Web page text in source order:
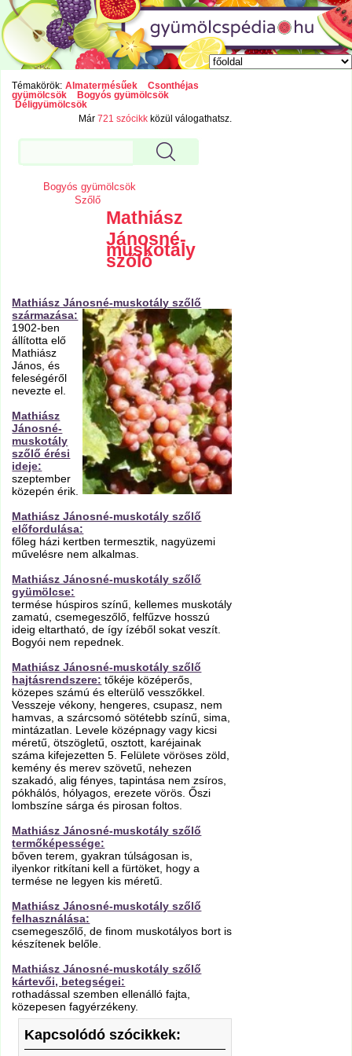
Témakörök: Almatermésűek
Csonthéjas
gyümölcsök
Bogyós gyümölcsök
Déligyümölcsök
Már721 szócikk közül válogathatsz.
Bogyós gyümölcsök
Szőlő
Mathiász
Jánosné-
muskotály
szőlő
Mathiász Jánosné-muskotály szőlő
származása:
1902-ben
állította elő
Mathiász
János, és
feleségéről
nevezte el.
Mathiász
Jánosné-
muskotály
szőlő érési
ideje:
szeptember
közepén érik.
Mathiász Jánosné-muskotály szőlő
előfordulása:
főleg házi kertben termesztik, nagyüzemi
művelésre nem alkalmas.
Mathiász Jánosné-muskotály szőlő
gyümölcse:
termése húspiros színű, kellemes muskotály
zamatú, csemegeszőlő, felfűzve hosszú
ideig eltartható, de így ízéből sokat veszít.
Bogyói nem repednek.
Mathiász Jánosné-muskotály szőlő
hajtásrendszere: tőkéje középerős,
közepes számú és elterülő vesszőkkel.
Vesszeje vékony, hengeres, csupasz, nem
hamvas, a szárcsomó sötétebb színű, sima,
mintázatlan. Levele középnagy vagy kicsi
méretű, ötszögletű, osztott, karéjainak
száma kifejezetten 5. Felülete vöröses zöld,
kemény és merev szövetű, nehezen
szakadó, alig fényes, tapintása nem zsíros,
pókhálós, hólyagos, erezete vörös. Őszi
lombszíne sárga és pirosan foltos.
Mathiász Jánosné-muskotály szőlő
termőképessége:
bőven terem, gyakran túlságosan is,
ilyenkor ritkítani kell a fürtöket, hogy a
termése ne legyen kis méretű.
Mathiász Jánosné-muskotály szőlő
felhasználása:
csemegeszőlő, de finom muskotályos bort is
készítenek belőle.
Mathiász Jánosné-muskotály szőlő
kártevői, betegségei:
rothadással szemben ellenálló fajta,
közepesen fagyérzékeny.
Kapcsolódó szócikkek: